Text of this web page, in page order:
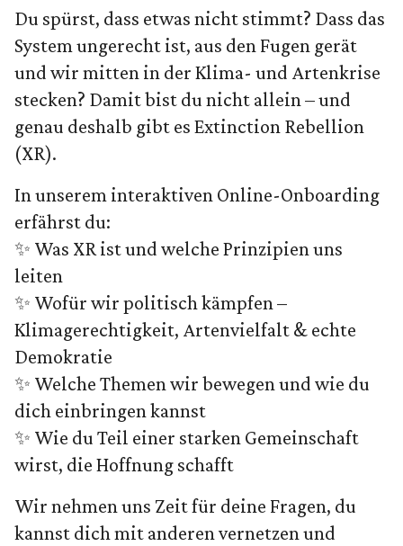
Du spürst, dass etwas nicht stimmt? Dass das
System ungerecht ist, aus den Fugen gerät
und wir mitten in der Klima- und Artenkrise
stecken? Damit bist du nicht allein – und
genau deshalb gibt es Extinction Rebellion
(XR).
In unserem interaktiven Online-Onboarding
erfährst du:
✨ Was XR ist und welche Prinzipien uns
leiten
✨ Wofür wir politisch kämpfen –
Klimagerechtigkeit, Artenvielfalt & echte
Demokratie
✨ Welche Themen wir bewegen und wie du
dich einbringen kannst
✨ Wie du Teil einer starken Gemeinschaft
wirst, die Hoffnung schafft
Wir nehmen uns Zeit für deine Fragen, du
kannst dich mit anderen vernetzen und